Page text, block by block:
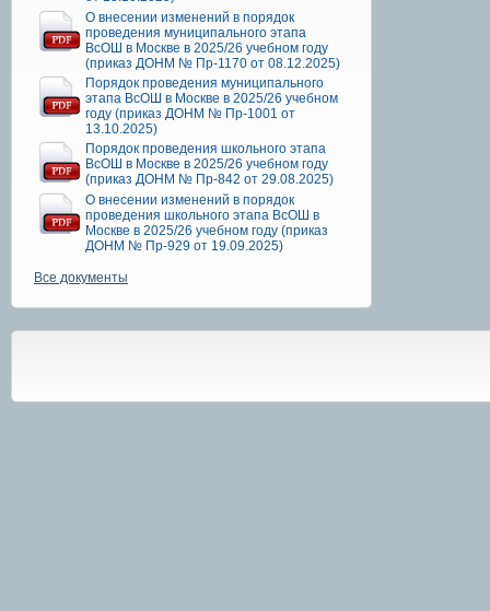
О внесении изменений в порядок
проведения муниципального этапа
ВсОШ в Москве в 2025/26 учебном году
(приказ ДОНМ № Пр-1170 от 08.12.2025)
Порядок проведения муниципального
этапа ВсОШ в Москве в 2025/26 учебном
году (приказ ДОНМ № Пр-1001 от
13.10.2025)
Порядок проведения школьного этапа
ВсОШ в Москве в 2025/26 учебном году
(приказ ДОНМ № Пр-842 от 29.08.2025)
О внесении изменений в порядок
проведения школьного этапа ВсОШ в
Москве в 2025/26 учебном году (приказ
ДОНМ № Пр-929 от 19.09.2025)
Все документы